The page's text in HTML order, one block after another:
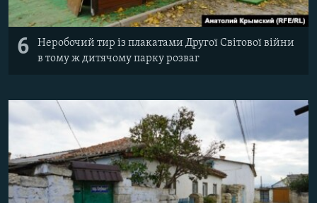
6
Неробочий тир із плакатами Другої Світової війни
в тому ж дитячому парку розваг